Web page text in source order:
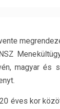
magyar és
éves kor